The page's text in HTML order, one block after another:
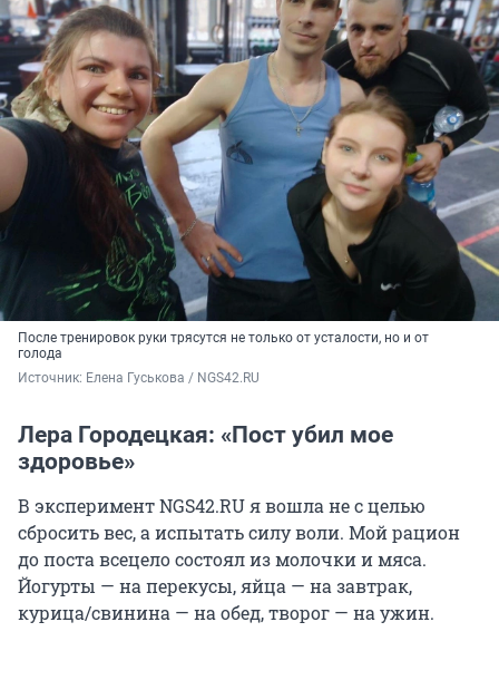
После тренировок руки трясутся не только от усталости, но и от
голода
Источник: Елена Гуськова / NGS42.RU
Лера Городецкая: «Пост убил мое
здоровье»
В эксперимент NGS42.RU я вошла не с целью
сбросить вес, а испытать силу воли. Мой рацион
до поста всецело состоял из молочки и мяса.
Йогурты — на перекусы, яйца — на завтрак,
курица/свинина — на обед, творог — на ужин.